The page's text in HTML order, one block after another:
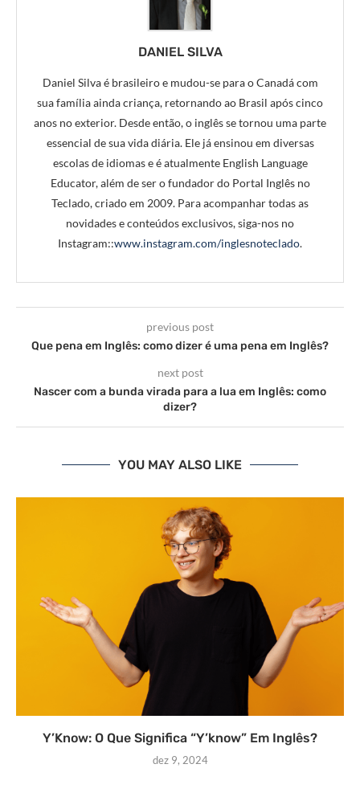
DANIEL SILVA
Daniel Silva é brasileiro e mudou-se para o Canadá com
sua família ainda criança, retornando ao Brasil após cinco
anos no exterior. Desde então, o inglês se tornou uma parte
essencial de sua vida diária. Ele já ensinou em diversas
escolas de idiomas e é atualmente English Language
Educator, além de ser o fundador do Portal Inglês no
Teclado, criado em 2009. Para acompanhar todas as
novidades e conteúdos exclusivos, siga-nos no
Instagram::www.instagram.com/inglesnoteclado.
previous post
Que pena em Inglês: como dizer é uma pena em Inglês?
next post
Nascer com a bunda virada para a lua em Inglês: como
dizer?
YOU MAY ALSO LIKE
Y’Know: O Que Significa “Y’know” Em Inglês?
dez 9, 2024